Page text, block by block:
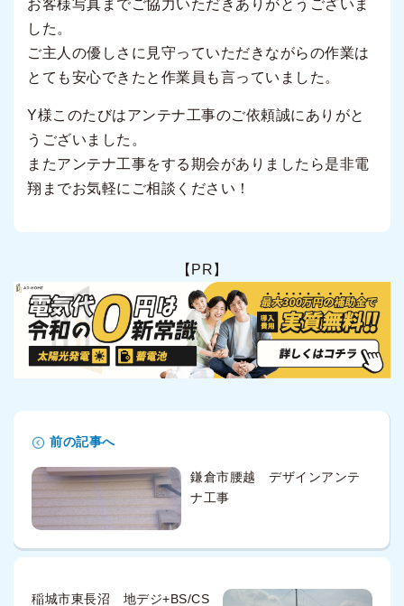
お客様写真までご協力いただきありがとうございま
した。
ご主人の優しさに見守っていただきながらの作業は
とても安心できたと作業員も言っていました。
Y様このたびはアンテナ工事のご依頼誠にありがと
うございました。
またアンテナ工事をする期会がありましたら是非電
翔までお気軽にご相談ください！
【PR】
前の記事へ
鎌倉市腰越 デザインアンテ
ナ工事
稲城市東長沼 地デジ+BS/CS